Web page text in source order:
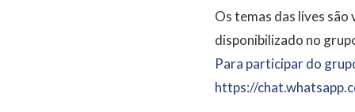
Os temas das lives
disponibilizado no
Para participar do
https://